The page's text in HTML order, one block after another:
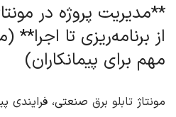
**مدیریت پروژه در
از برنامه‌ریزی تا
مهم برای پیمانکاران)
مونتاژ تابلو برق صنعتی،